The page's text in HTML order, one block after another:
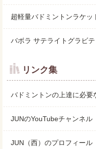
超軽量バドミントンラケッ
バボラ サテライトグラビ
リンク集
バドミントンの上達に必要
JUNのYouTubeチャンネル
JUN（西）のプロフィール